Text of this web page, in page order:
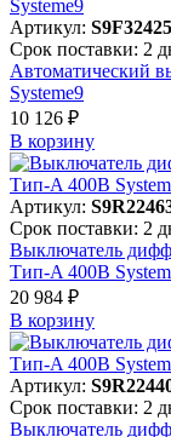
Артикул: S9F32425
Срок поставки: 2
Автоматический
Systeme9
10 126 ₽
В корзинy
Артикул:
Срок поставки: 2
Выключатель
Тип-A 400В
20 984 ₽
В корзинy
Артикул:
Срок поставки: 2
Выключатель